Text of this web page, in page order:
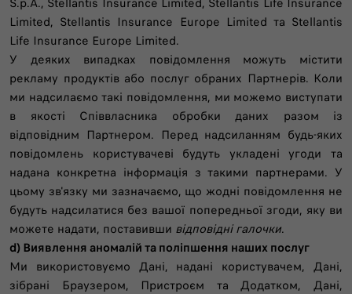
Limited, Stellantis Insurance Europe Limited та Stellantis
Life Insurance Europe Limited.
У деяких випадках повідомлення можуть містити
рекламу продуктів або послуг обраних Партнерів. Коли
ми надсилаємо такі повідомлення, ми можемо виступати
в якості Співвласника обробки даних разом із
відповідним Партнером. Перед надсиланням будь-яких
повідомлень користувачеві будуть укладені угоди та
надана конкретна інформація з такими партнерами. У
цьому зв'язку ми зазначаємо, що жодні повідомлення не
будуть надсилатися без вашої попередньої згоди, яку ви
можете надати, поставивши відповідні галочки.
d) Виявлення аномалій та поліпшення наших послуг
Ми використовуємо Дані, надані користувачем, Дані,
зібрані Браузером, Пристроєм та Додатком, Дані,